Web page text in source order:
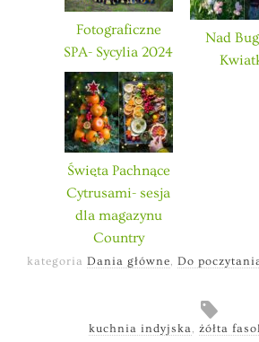
Fotograficzne
SPA- Sycylia 2024
Nad
Święta Pachnące
Cytrusami- sesja
dla magazynu
Country
kategoria Dania główne, Do
kuchnia indyjska, żółta